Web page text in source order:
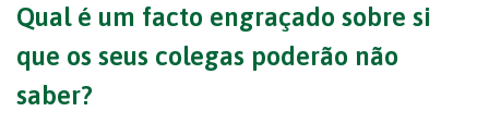
Qual é um facto engraçado sobre si
que os seus colegas poderão não
saber?